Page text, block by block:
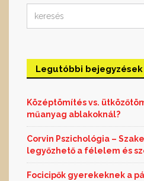
for:
Legutóbbi bejegyzések
Középtömítés vs.
műanyag ablakoknál?
Corvin Pszichológia –
legyőzhető a félelem és
Focicipők gyerekeknek a